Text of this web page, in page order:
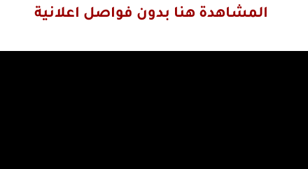
المشاهدة هنا بدون فواصل اعلانية